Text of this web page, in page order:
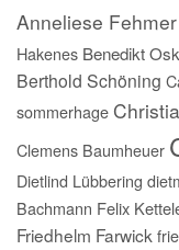
Anneliese Fehmer
Hakenes Benedikt
Berthold Schöning
sommerhage
Clemens Baumheuer
Dietlind Lübbering
Bachmann Felix
Friedhelm Farwick